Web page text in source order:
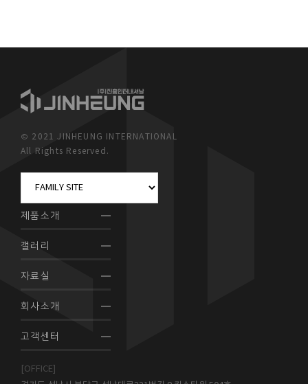
© 2021 JINHEUNG INTERNATIONAL
All Rights Reserved.
제품소개
갤러리
자료실
회사소개
고객센터
[OFFICE]